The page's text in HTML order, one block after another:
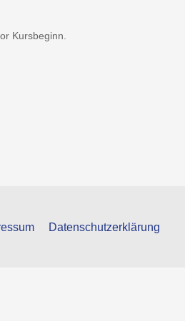
Kursbeginn.
Datenschutzerklärung